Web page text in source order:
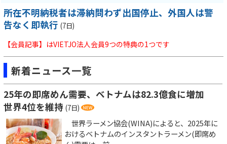
所在不明納税者は滞納問わず出国停止、外国人は警
告なく即執行 (7日)
【会員記事】はVIETJO法人会員9つの特典の1つです
新着ニュース一覧
25年の即席めん需要、ベトナムは82.3億食に増加
世界4位を維持 (7日)
世界ラーメン協会(WINA)によると、2025年に
おけるベトナムのインスタントラーメン(即席め